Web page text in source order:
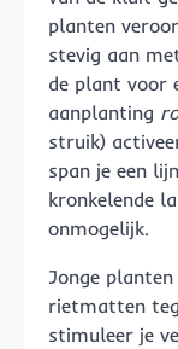
planten
stevig aan
de plant voor
aanplanting
struik)
span je een
kronkelende
onmogelijk.
Jonge
rietmatten
stimuleer je